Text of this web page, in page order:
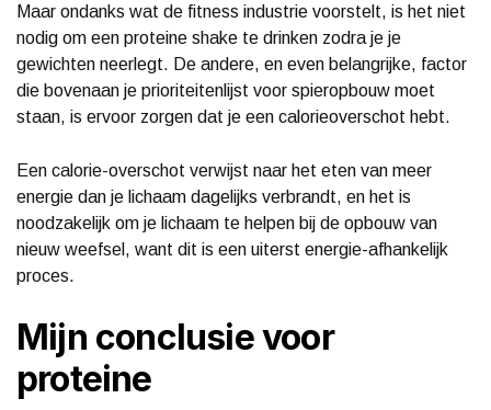
Maar ondanks wat de fitness industrie voorstelt, is het niet
nodig om een proteine shake te drinken zodra je je
gewichten neerlegt. De andere, en even belangrijke, factor
die bovenaan je prioriteitenlijst voor spieropbouw moet
staan, is ervoor zorgen dat je een calorieoverschot hebt.
Een calorie-overschot verwijst naar het eten van meer
energie dan je lichaam dagelijks verbrandt, en het is
noodzakelijk om je lichaam te helpen bij de opbouw van
nieuw weefsel, want dit is een uiterst energie-afhankelijk
proces.
Mijn conclusie voor
proteine